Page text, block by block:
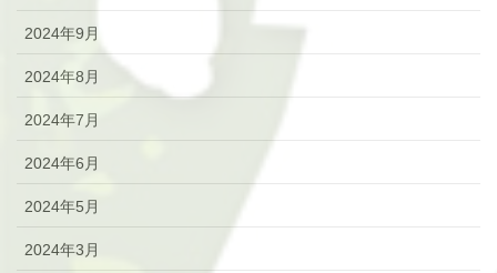
2024年9月
2024年8月
2024年7月
2024年6月
2024年5月
2024年3月